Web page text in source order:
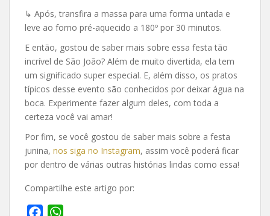
↳ Após, transfira a massa para uma forma untada e
leve ao forno pré-aquecido a 180º por 30 minutos.
E então, gostou de saber mais sobre essa festa tão
incrível de São João? Além de muito divertida, ela tem
um significado super especial. E, além disso, os pratos
típicos desse evento são conhecidos por deixar água na
boca. Experimente fazer algum deles, com toda a
certeza você vai amar!
Por fim, se você gostou de saber mais sobre a festa
junina, nos siga no Instagram, assim você poderá ficar
por dentro de várias outras histórias lindas como essa!
Compartilhe este artigo por: